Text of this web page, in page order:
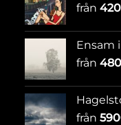
från
Ensam
från
från